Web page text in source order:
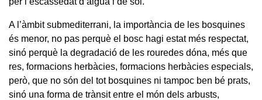
A l’àmbit submediterrani, la importància de les bosquines
és menor, no pas perquè el bosc hagi estat més respectat,
sinó perquè la degradació de les rouredes dóna, més que
res, formacions herbàcies, formacions herbàcies especials,
però, que no són del tot bosquines ni tampoc ben bé prats,
sinó una forma de trànsit entre el món dels arbusts,